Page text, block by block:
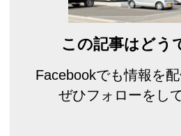
この記事はどう
Facebookでも情報を配
ぜひフォローをし